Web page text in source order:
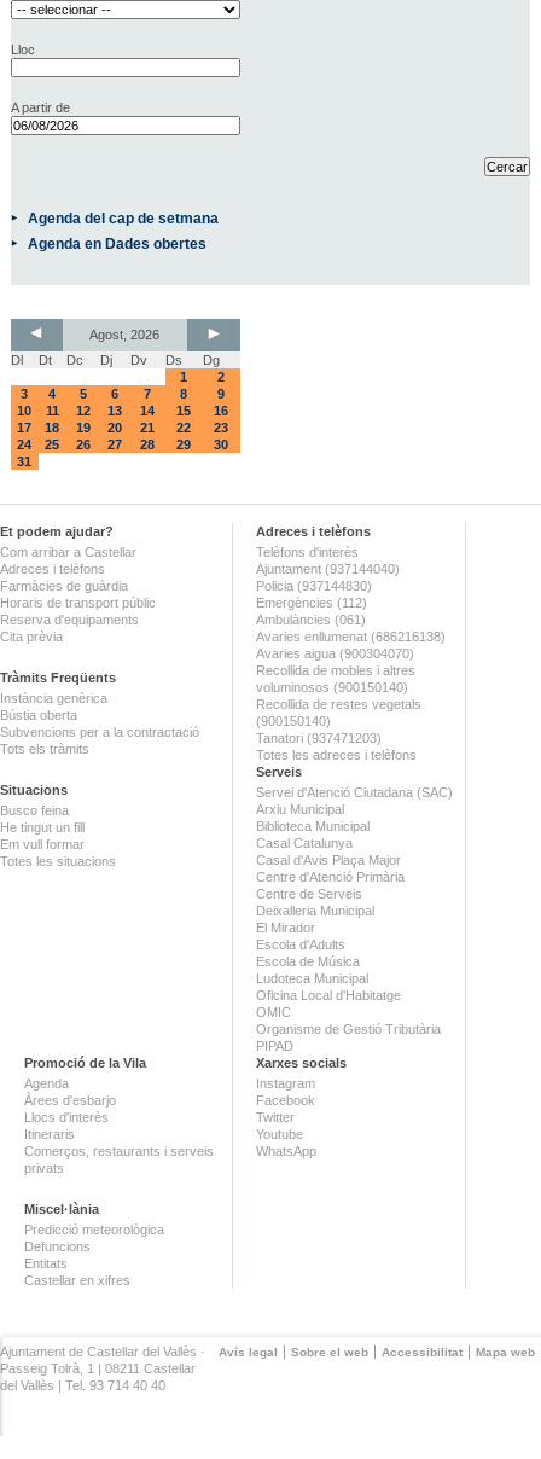
Lloc
A partir de
Agenda del cap de setmana
Agenda en Dades obertes
Agost, 2026
Dl
Dt Dc Dj Dv Ds
Dg
1
2
3
4 5 6 7 8
9
10
11 12 13 14 15
16
17
18 19 20 21 22
23
24
25 26 27 28 29
30
31
Et podem ajudar?
Com arribar a Castellar
Adreces i telèfons
Farmàcies de guàrdia
Horaris de transport públic
Reserva d'equipaments
Cita prèvia
Tràmits Freqüents
Instància genèrica
Bústia oberta
Subvencions per a la contractació
Tots els tràmits
Situacions
Busco feina
He tingut un fill
Em vull formar
Totes les situacions
Adreces i telèfons
Telèfons d'interès
Ajuntament (937144040)
Policia (937144830)
Emergències (112)
Ambulàncies (061)
Avaries enllumenat (686216138)
Avaries aigua (900304070)
Recollida de mobles i altres
voluminosos (900150140)
Recollida de restes vegetals
(900150140)
Tanatori (937471203)
Totes les adreces i telèfons
Serveis
Servei d'Atenció Ciutadana (SAC)
Arxiu Municipal
Biblioteca Municipal
Casal Catalunya
Casal d'Avis Plaça Major
Centre d'Atenció Primària
Centre de Serveis
Deixalleria Municipal
El Mirador
Escola d'Adults
Escola de Música
Ludoteca Municipal
Oficina Local d'Habitatge
OMIC
Organisme de Gestió Tributària
PIPAD
Promoció de la Vila
Agenda
Àrees d'esbarjo
Llocs d'interès
Itineraris
Comerços, restaurants i serveis
privats
Miscel·lània
Predicció meteorològica
Defuncions
Entitats
Castellar en xifres
Xarxes socials
Instagram
Facebook
Twitter
Youtube
WhatsApp
Avís legal Sobre el web Accessibilitat Mapa web
Ajuntament de Castellar del Vallès ·
Passeig Tolrà, 1 | 08211 Castellar
del Vallès | Tel. 93 714 40 40